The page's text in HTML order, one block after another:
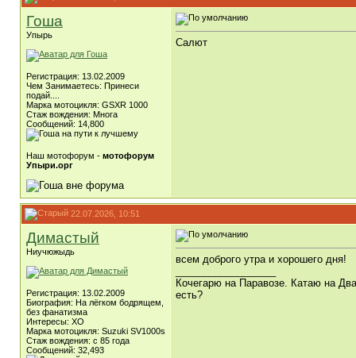
Гоша
Упырь
Регистрация: 13.02.2009
Чем Занимаетесь: Принеси
подай....
Марка мотоцикля: GSXR 1000
Стаж вождения: Многа
Сообщений: 14,800
Наш мотофорум - мотофорум
Упыри.орг
Салют
22.07.2026, 10:51
Димастый
Ниучюжыдь
Регистрация: 13.02.2009
Биография: На лёгком бодрящем,
без фанатизма
Интересы: ХО
Марка мотоцикля: Suzuki SV1000s
Стаж вождения: с 85 года
Сообщений: 32,493
всем доброго утра и хорошего дня!
Кочегарю на Паравозе. Катаю на
есть?